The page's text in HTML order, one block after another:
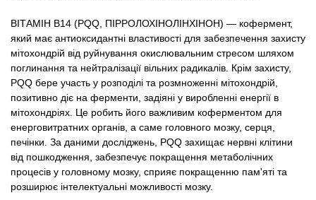
ВІТАМІН В14 (PQQ, ПІРРОЛОХІНОЛІНХІНОН) — кофермент,
який має антиоксидантні властивості для забезпечення захисту
мітохондрій від руйнування окислювальним стресом шляхом
поглинання та нейтралізації вільних радикалів. Крім захисту,
PQQ бере участь у розподілі та розмноженні мітохондрій,
позитивно діє на ферменти, задіяні у виробленні енергії в
мітохондріях. Це робить його важливим коферментом для
енерговитратних органів, а саме головного мозку, серця,
печінки. За даними досліджень, PQQ захищає нервні клітини
від пошкодження, забезпечує покращення метаболічних
процесів у головному мозку, сприяє покращенню пам'яті та
розширює інтелектуальні можливості мозку.